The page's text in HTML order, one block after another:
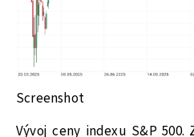
Screenshot
Vývoj ceny indexu S&P